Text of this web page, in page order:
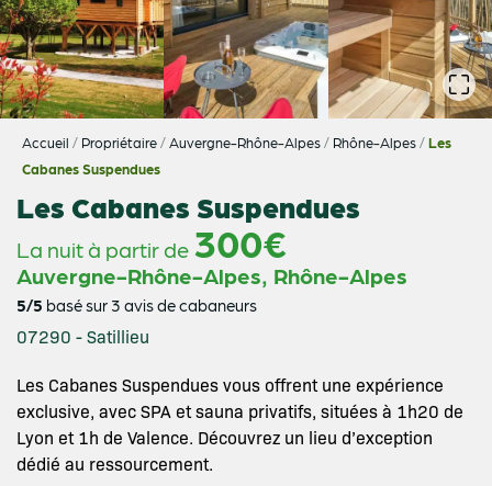
Accueil / Propriétaire/Auvergne-Rhône-Alpes/ Rhône-Alpes/Les
Cabanes Suspendues
Les Cabanes Suspendues
La nuit à partir de300€
Auvergne-Rhône-Alpes, Rhône-Alpes
5/5 basé sur 3 avis de cabaneurs
07290 - Satillieu
Les Cabanes Suspendues vous offrent une expérience
exclusive, avec SPA et sauna privatifs, situées à 1h20 de
Lyon et 1h de Valence. Découvrez un lieu d’exception
dédié au ressourcement.